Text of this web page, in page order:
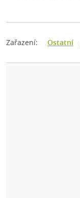
Zařazení: Ostatní